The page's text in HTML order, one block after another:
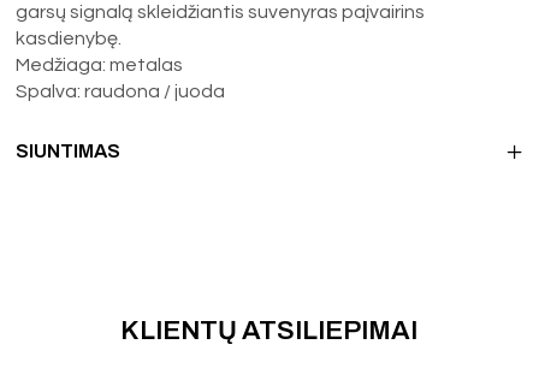
garsų signalą skleidžiantis suvenyras paįvairins
kasdienybę.
Medžiaga: metalas
Spalva: raudona / juoda
SIUNTIMAS
KLIENTŲ ATSILIEPIMAI